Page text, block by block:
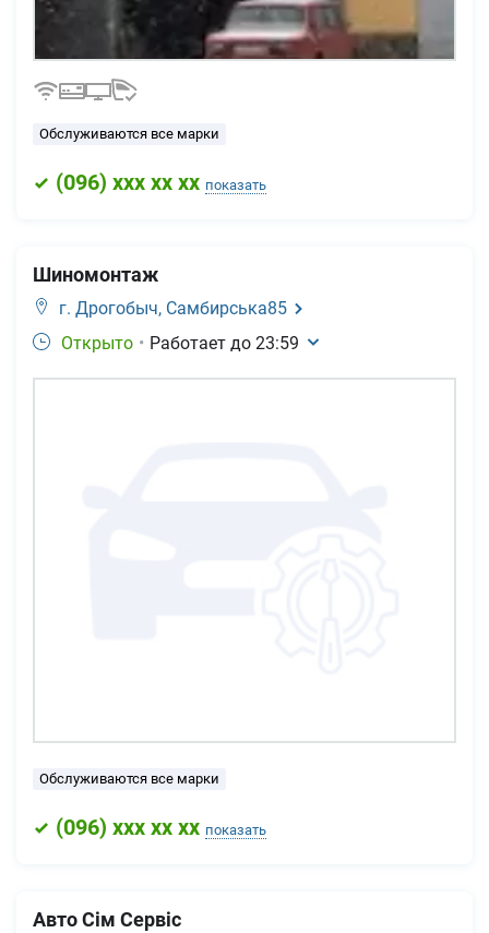
Обслуживаются все марки
(096) xxx xx xx показать
Шиномонтаж
г. Дрогобыч, Самбирська85
Открыто • Работает до 23:59
Обслуживаются все марки
(096) xxx xx xx показать
Авто Сім Сервіс